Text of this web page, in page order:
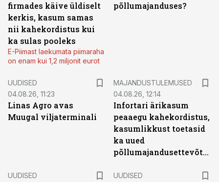
firmades käive üldiselt
kerkis, kasum samas
nii kahekordistus kui
ka sulas pooleks
E-Piimast laekumata piimaraha
on enam kui 1,2 miljonit eurot
põllumajanduses?
UUDISED
04.08.26, 11:23
Linas Agro avas
Muugal viljaterminali
MAJANDUSTULEMUSED
04.08.26, 12:14
Infortari ärikasum
peaaegu kahekordistus,
kasumlikkust toetasid
ka uued
põllumajandusettevõtted
UUDISED
UUDISED